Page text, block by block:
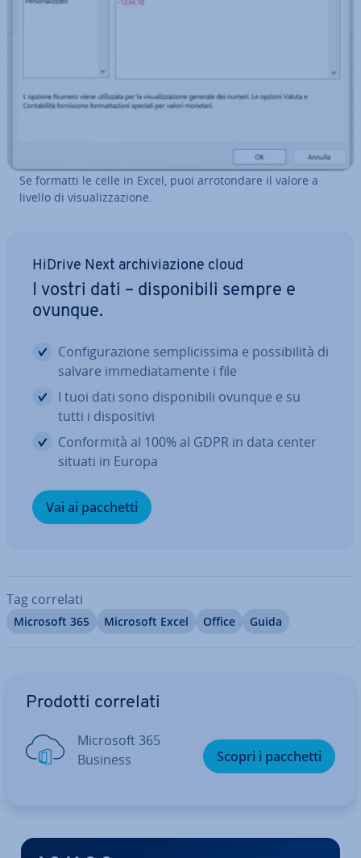
Se formatti le celle in Excel, puoi ar­ro­ton­da­re il valore a
livello di vi­sua­liz­za­zio­ne.
HiDrive Next ar­chi­via­zio­ne cloud
I vostri dati – di­spo­ni­bi­li sempre e
ovunque.
Con­fi­gu­ra­zio­ne sem­pli­cis­si­ma e pos­si­bi­li­tà di
salvare im­me­dia­ta­men­te i file
I tuoi dati sono di­spo­ni­bi­li ovunque e su
tutti i di­spo­si­ti­vi
Con­for­mi­tà al 100% al GDPR in data center
situati in Europa
Vai ai pacchetti
Tag correlati
Microsoft 365 Microsoft Excel Office Guida
Prodotti correlati
Microsoft 365
Business
Scopri i pacchetti